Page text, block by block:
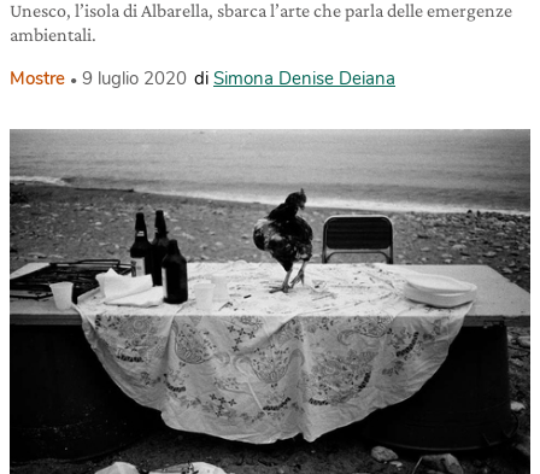
Unesco, l’isola di Albarella, sbarca l’arte che parla delle emergenze
ambientali.
Mostre 9 luglio 2020 di Simona Denise Deiana